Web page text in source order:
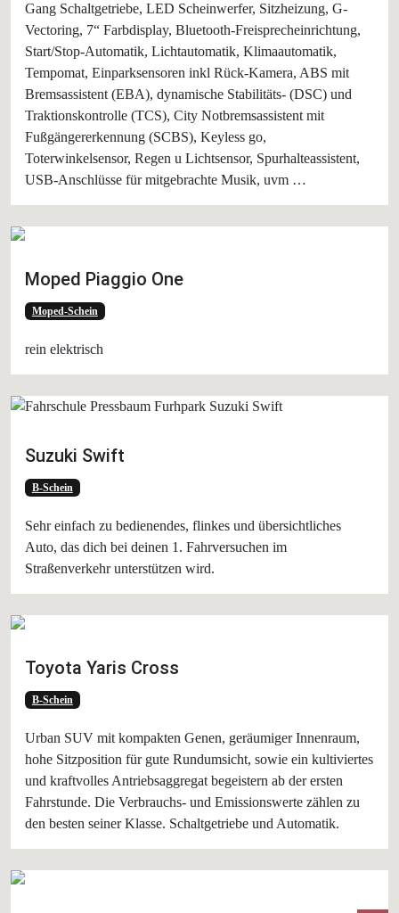
Gang Schaltgetriebe, LED Scheinwerfer, Sitzheizung, G-
Vectoring, 7“ Farbdisplay, Bluetooth-Freisprecheinrichtung,
Start/Stop-Automatik, Lichtautomatik, Klimaautomatik,
Tempomat, Einparksensoren inkl Rück-Kamera, ABS mit
Bremsassistent (EBA), dynamische Stabilitäts- (DSC) und
Traktionskontrolle (TCS), City Notbremsassistent mit
Fußgängererkennung (SCBS), Keyless go,
Toterwinkelsensor, Regen u Lichtsensor, Spurhalteassistent,
USB-Anschlüsse für mitgebrachte Musik, uvm …
Moped Piaggio One
Moped-Schein
rein elektrisch
Suzuki Swift
B-Schein
Sehr einfach zu bedienendes, flinkes und übersichtliches
Auto, das dich bei deinen 1. Fahrversuchen im
Straßenverkehr unterstützen wird.
Toyota Yaris Cross
B-Schein
Urban SUV mit kompakten Genen, geräumiger Innenraum,
hohe Sitzposition für gute Rundumsicht, sowie ein kultiviertes
und kraftvolles Antriebsaggregat begeistern ab der ersten
Fahrstunde. Die Verbrauchs- und Emissionswerte zählen zu
den besten seiner Klasse. Schaltgetriebe und Automatik.